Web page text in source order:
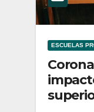
ESCUELAS